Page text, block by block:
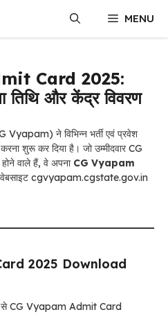
MENU
Card 2025:
तिथि और केंद्र विवरण
Vyapam) ने विभिन्न भर्ती एवं प्रवेश
शुरू कर दिया है। जो उम्मीदवार CG
वाले हैं, वे अपना CG Vyapam
वेबसाइट cgvyapam.cgstate.gov.in
2025 Download
से CG Vyapam Admit Card